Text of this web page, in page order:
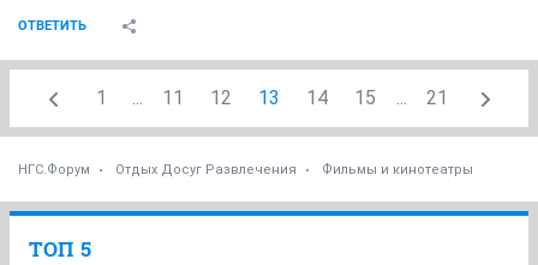
ОТВЕТИТЬ
1 ... 11 12 13 14 15 ... 21
НГС.Форум Отдых Досуг Развлечения Фильмы и кинотеатры
ТОП 5